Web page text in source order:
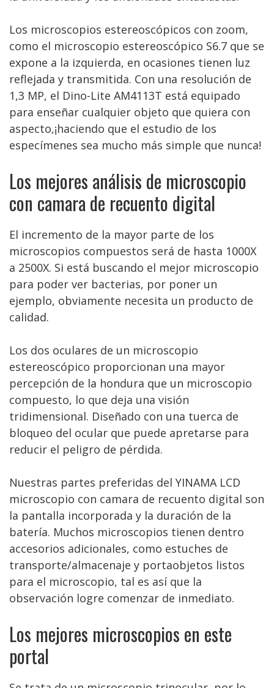
Los microscopios estereoscópicos con zoom,
como el microscopio estereoscópico S6.7 que se
expone a la izquierda, en ocasiones tienen luz
reflejada y transmitida. Con una resolución de
1,3 MP, el Dino-Lite AM4113T está equipado
para enseñar cualquier objeto que quiera con
aspecto,¡haciendo que el estudio de los
especímenes sea mucho más simple que nunca!
Los mejores análisis de microscopio
con camara de recuento digital
El incremento de la mayor parte de los
microscopios compuestos será de hasta 1000X
a 2500X. Si está buscando el mejor microscopio
para poder ver bacterias, por poner un
ejemplo, obviamente necesita un producto de
calidad.
Los dos oculares de un microscopio
estereoscópico proporcionan una mayor
percepción de la hondura que un microscopio
compuesto, lo que deja una visión
tridimensional. Diseñado con una tuerca de
bloqueo del ocular que puede apretarse para
reducir el peligro de pérdida.
Nuestras partes preferidas del YINAMA LCD
microscopio con camara de recuento digital son
la pantalla incorporada y la duración de la
batería. Muchos microscopios tienen dentro
accesorios adicionales, como estuches de
transporte/almacenaje y portaobjetos listos
para el microscopio, tal es así que la
observación logre comenzar de inmediato.
Los mejores microscopios en este
portal